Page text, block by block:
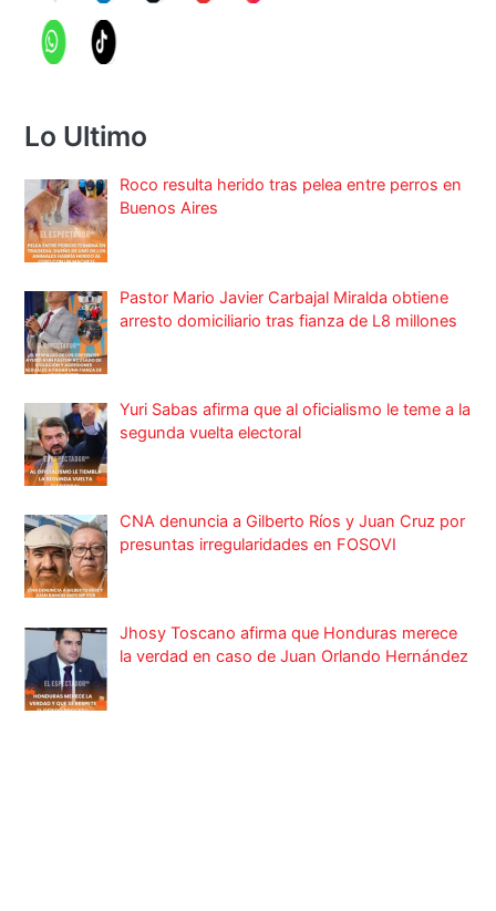
Lo Ultimo
Roco resulta herido tras pelea entre perros en
Buenos Aires
Pastor Mario Javier Carbajal Miralda obtiene
arresto domiciliario tras fianza de L8 millones
Yuri Sabas afirma que al oficialismo le teme a la
segunda vuelta electoral
CNA denuncia a Gilberto Ríos y Juan Cruz por
presuntas irregularidades en FOSOVI
Jhosy Toscano afirma que Honduras merece
la verdad en caso de Juan Orlando Hernández